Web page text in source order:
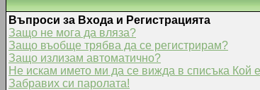
Въпроси за Входа и Регистрацията
Защо не мога да вляза?
Защо въобще трябва да се регистрирам?
Защо излизам автоматично?
Не искам името ми да се вижда в списъка Кой
Забравих си паролата!